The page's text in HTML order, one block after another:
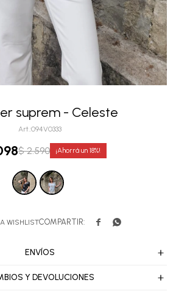
suprem - Celeste
094V0333
$ 2.590 18
 
ENVÍOS
Y DEVOLUCIONES